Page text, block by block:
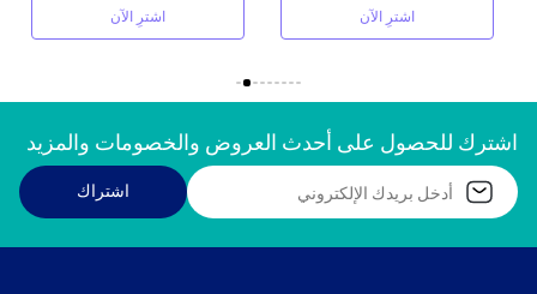
اشترِ الآن اشترِ الآن
اشترك للحصول على أحدث العروض والخصومات والمزيد
اشتراك